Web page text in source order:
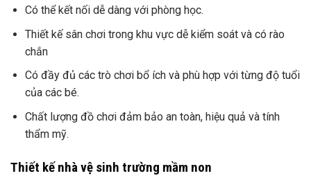
Có thể kết nối dễ dàng với phòng học.
Thiết kế sân chơi trong khu vực dễ kiểm soát và có rào
chắn
Có đầy đủ các trò chơi bổ ích và phù hợp với từng độ tuổi
của các bé.
Chất lượng đồ chơi đảm bảo an toàn, hiệu quả và tính
thẩm mỹ.
Thiết kế nhà vệ sinh trường mầm non